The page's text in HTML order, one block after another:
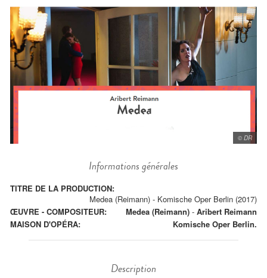
© DR
Informations générales
TITRE DE LA PRODUCTION:
Medea (Reimann) - Komische Oper Berlin (2017)
ŒUVRE - COMPOSITEUR:
Medea (Reimann) - Aribert Reimann
MAISON D'OPÉRA:
Komische Oper Berlin.
Description